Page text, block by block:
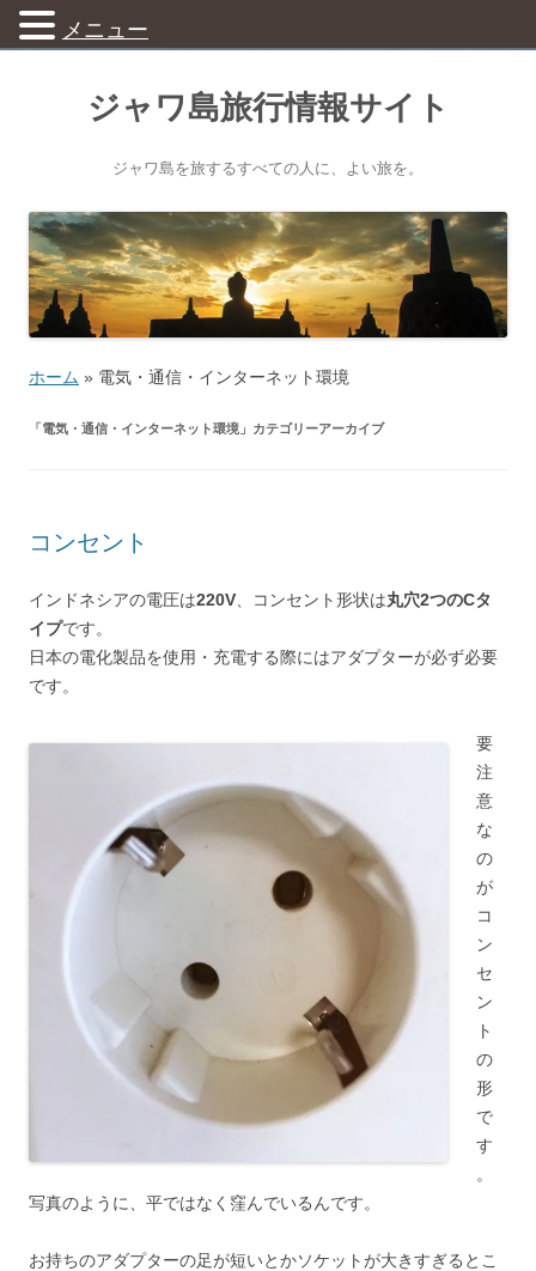
ジャワ島旅行情報サイト
ジャワ島を旅するすべての人に、よい旅を。
ホーム » 電気・通信・インターネット環境
「電気・通信・インターネット環境 」カテゴリーアーカイブ
コンセント
インドネシアの電圧は220V 、コンセント形状は丸穴2つのCタ
イプです。
日本の電化製品を使用・充電する際にはアダプターが必ず必要
です。
要
注
意
な
の
が
コ
ン
セ
ン
ト
の
形
で
す
。
写真のように、平ではなく窪んでいるんです。
お持ちのアダプターの足が短いとかソケットが大きすぎるとこ
メニュー